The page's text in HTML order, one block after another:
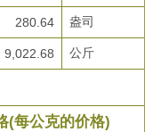
280.64 盎司
9,022.68 公斤
(每公克的价格)